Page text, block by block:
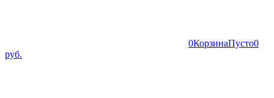
0КорзинаПусто0
руб.